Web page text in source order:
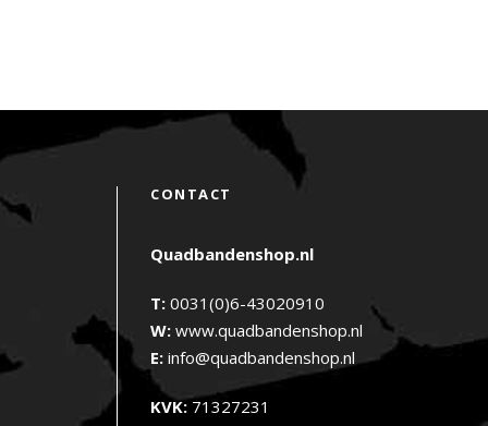
CONTACT
Quadbandenshop.nl
T: 0031(0)6-43020910
W: www.quadbandenshop.nl
E: info@quadbandenshop.nl
KVK: 71327231